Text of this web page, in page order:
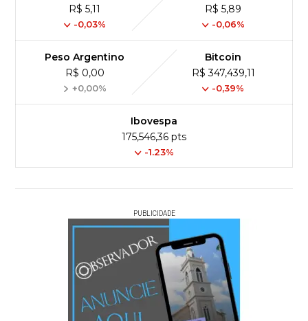
R$ 5,11
-0,03%
R$ 5,89
-0,06%
Peso Argentino
R$ 0,00
+0,00%
Bitcoin
R$ 347,439,11
-0,39%
Ibovespa
175,546,36 pts
-1.23%
PUBLICIDADE